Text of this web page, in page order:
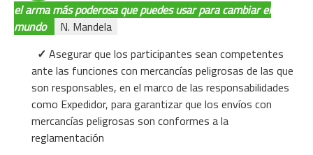
el arma más poderosa que puedes usar para cambiar el
mundo
N. Mandela
✓ Asegurar que los participantes sean competentes
ante las funciones con mercancías peligrosas de las que
son responsables, en el marco de las responsabilidades
como Expedidor, para garantizar que los envíos con
mercancías peligrosas son conformes a la
reglamentación